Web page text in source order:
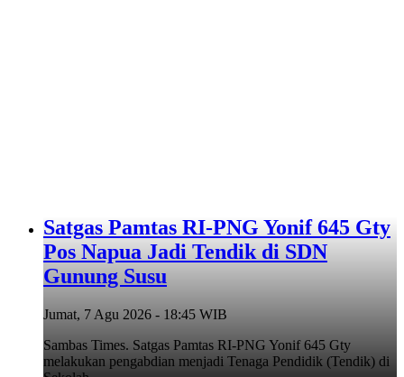
Satgas Pamtas RI-PNG Yonif 645 Gty
Pos Napua Jadi Tendik di SDN
Gunung Susu
Jumat, 7 Agu 2026 - 18:45 WIB
Sambas Times. Satgas Pamtas RI-PNG Yonif 645 Gty
melakukan pengabdian menjadi Tenaga Pendidik (Tendik) di